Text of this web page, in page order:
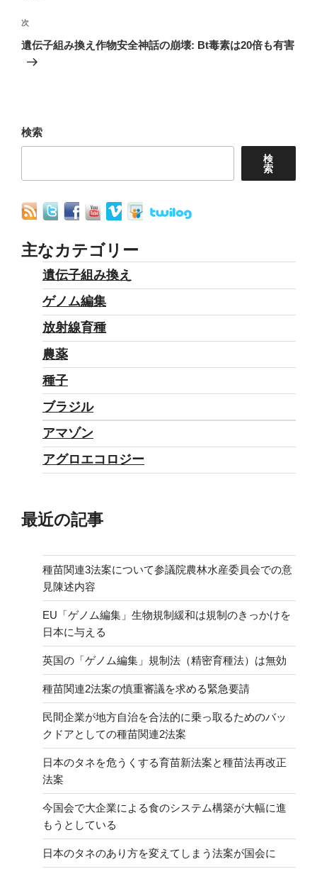
ゲ
ー
次
の
次
遺伝子組み換え作物安全神話の崩壊: Bt毒素は20倍も有害
検索
検
索
主なカテゴリー
遺伝子組み換え
ゲノム編集
放射線育種
農薬
種子
ブラジル
アマゾン
アグロエコロジー
最近の記事
種苗関連3法案について参議院農林水産委員会での意
見陳述内容
EU「ゲノム編集」生物規制緩和は規制のきっかけを
日本に与える
英国の「ゲノム編集」規制法（精密育種法）は無効
種苗関連2法案の慎重審議を求める緊急要請
民間企業が地方自治を合法的に乗っ取るためのバッ
クドアとしての種苗関連2法案
日本のタネを危うくする育苗新法案と種苗法再改正
法案
今国会で大企業による食のシステム構築が大幅に進
もうとしている
日本のタネのあり方を変えてしまう法案が国会に